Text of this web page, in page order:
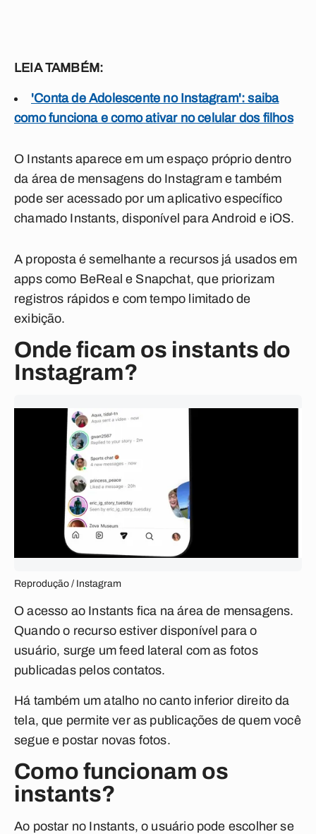
LEIA TAMBÉM:
'Conta de Adolescente no Instagram': saiba
como funciona e como ativar no celular dos filhos
O Instants aparece em um espaço próprio dentro
da área de mensagens do Instagram e também
pode ser acessado por um aplicativo específico
chamado Instants, disponível para Android e iOS.
A proposta é semelhante a recursos já usados em
apps como BeReal e Snapchat, que priorizam
registros rápidos e com tempo limitado de
exibição.
Onde ficam os instants do
Instagram?
Reprodução / Instagram
O acesso ao Instants fica na área de mensagens.
Quando o recurso estiver disponível para o
usuário, surge um feed lateral com as fotos
publicadas pelos contatos.
Há também um atalho no canto inferior direito da
tela, que permite ver as publicações de quem você
segue e postar novas fotos.
Como funcionam os
instants?
Ao postar no Instants, o usuário pode escolher se